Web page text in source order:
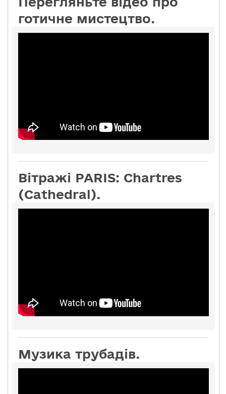
готичне мистецтво.
Вітражі PARIS: Chartres
(Cathedral).
Музика трубадів.